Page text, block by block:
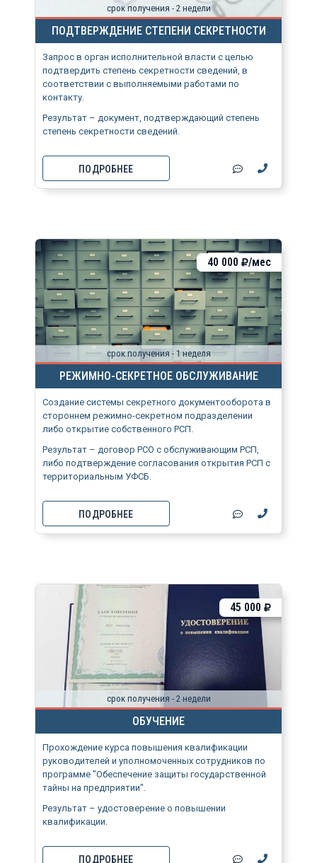
срок получения - 2 недели
ПОДТВЕРЖДЕНИЕ СТЕПЕНИ СЕКРЕТНОСТИ
Запрос в орган исполнительной власти с целью
подтвердить степень секретности сведений, в
соответствии с выполняемыми работами по
контакту.
Результат – документ, подтверждающий степень
степень секретности сведений.
ПОДРОБНЕЕ
срок получения - 1 неделя
РЕЖИМНО-СЕКРЕТНОЕ ОБСЛУЖИВАНИЕ
40 000 /мес
Создание системы секретного документооборота в
стороннем режимно-секретном подразделении
либо открытие собственного РСП.
Результат – договор РСО с обслуживающим РСП,
либо подтверждение согласования открытия РСП с
территориальным УФСБ.
ПОДРОБНЕЕ
срок получения - 2 недели
ОБУЧЕНИЕ
45 000
Прохождение курса повышения квалификации
руководителей и уполномоченных сотрудников по
программе "Обеспечение защиты государственной
тайны на предприятии".
Результат – удостоверение о повышении
квалификации.
ПОДРОБНЕЕ